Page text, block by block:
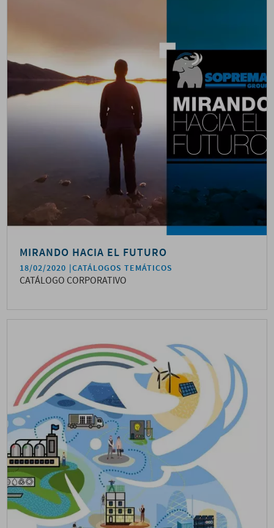
MIRANDO HACIA EL FUTURO
18/02/2020 CATÁLOGOS TEMÁTICOS
CATÁLOGO CORPORATIVO